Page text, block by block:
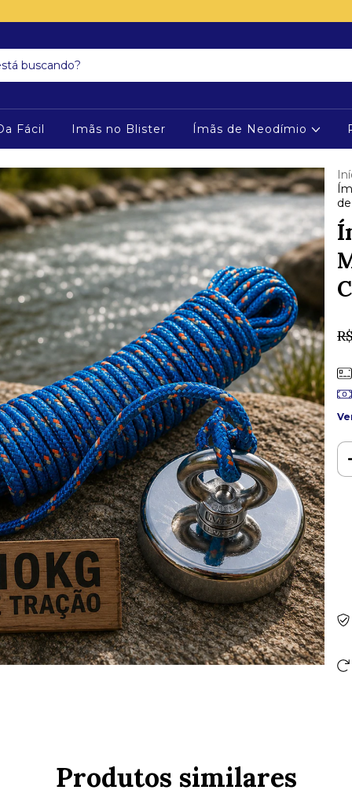
Fácil Imãs no Blister Ímãs de Neodímio
Produtos similares